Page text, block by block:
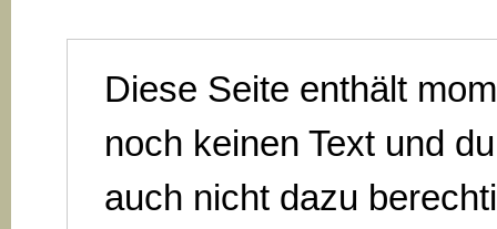
Diese Seite enthält
noch keinen Text und
auch nicht dazu